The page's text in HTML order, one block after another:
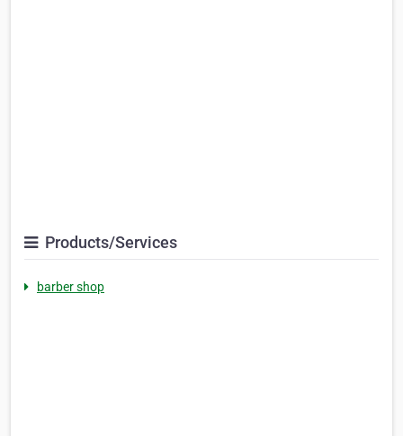
Products/Services
barber shop